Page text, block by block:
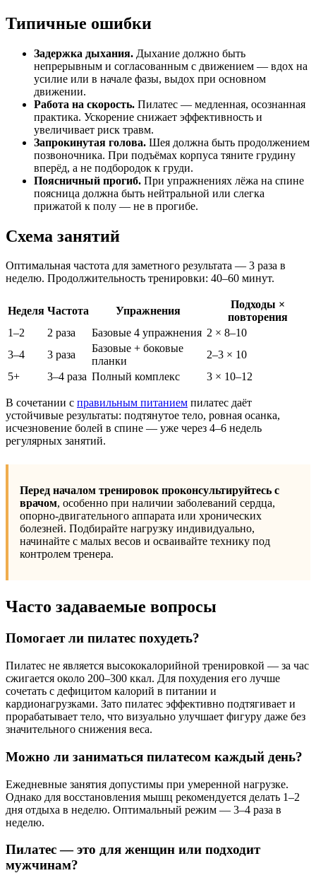
Типичные ошибки
Задержка дыхания. Дыхание должно быть
непрерывным и согласованным с движением — вдох на
усилие или в начале фазы, выдох при основном
движении.
Работа на скорость. Пилатес — медленная, осознанная
практика. Ускорение снижает эффективность и
увеличивает риск травм.
Запрокинутая голова. Шея должна быть продолжением
позвоночника. При подъёмах корпуса тяните грудину
вперёд, а не подбородок к груди.
Поясничный прогиб. При упражнениях лёжа на спине
поясница должна быть нейтральной или слегка
прижатой к полу — не в прогибе.
Схема занятий
Оптимальная частота для заметного результата — 3 раза в
неделю. Продолжительность тренировки: 40–60 минут.
Неделя Частота Упражнения
Подходы ×
повторения
1–2
2 раза Базовые 4 упражнения 2 × 8–10
3–4
3 раза
Базовые + боковые
планки
2–3 × 10
5+
3–4 раза Полный комплекс 3 × 10–12
В сочетании с правильным питанием пилатес даёт
устойчивые результаты: подтянутое тело, ровная осанка,
исчезновение болей в спине — уже через 4–6 недель
регулярных занятий.
Перед началом тренировок проконсультируйтесь с
врачом, особенно при наличии заболеваний сердца,
опорно-двигательного аппарата или хронических
болезней. Подбирайте нагрузку индивидуально,
начинайте с малых весов и осваивайте технику под
контролем тренера.
Часто задаваемые вопросы
Помогает ли пилатес похудеть?
Пилатес не является высококалорийной тренировкой — за час
сжигается около 200–300 ккал. Для похудения его лучше
сочетать с дефицитом калорий в питании и
кардионагрузками. Зато пилатес эффективно подтягивает и
прорабатывает тело, что визуально улучшает фигуру даже без
значительного снижения веса.
Можно ли заниматься пилатесом каждый день?
Ежедневные занятия допустимы при умеренной нагрузке.
Однако для восстановления мышц рекомендуется делать 1–2
дня отдыха в неделю. Оптимальный режим — 3–4 раза в
неделю.
Пилатес — это для женщин или подходит
мужчинам?